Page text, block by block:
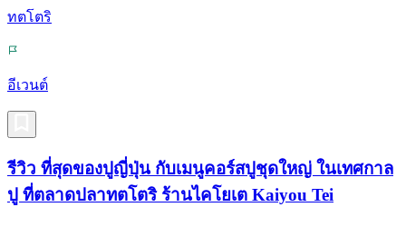
ทตโตริ
อีเวนต์
รีวิว ที่สุดของปูญี่ปุ่น กับเมนูคอร์สปูชุดใหญ่ ในเทศกาล
ปู ที่ตลาดปลาทตโตริ ร้านไคโยเต Kaiyou Tei